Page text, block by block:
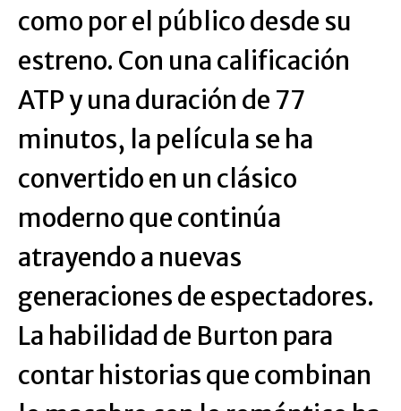
como por el público desde su
estreno. Con una calificación
ATP y una duración de 77
minutos, la película se ha
convertido en un clásico
moderno que continúa
atrayendo a nuevas
generaciones de espectadores.
La habilidad de Burton para
contar historias que combinan